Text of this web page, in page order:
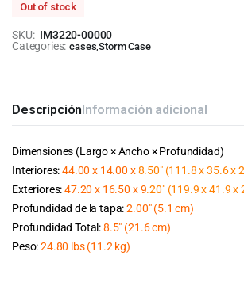
Out of stock
SKU: IM3220-00000
Categories: cases ,Storm Case
DescripciónInformación adicional
Dimensiones (Largo × Ancho × Profundidad)
Interiores:44.00 x 14.00 x8.50″ (111.8 x 35.6 x
Exteriores:47.20 x 16.50 x 9.20″ (119.9 x 41.9 x
Profundidad de la tapa:2.00″(5.1 cm)
Profundidad Total:8.5″ (21.6 cm)
Peso:24.80 lbs(11.2 kg)